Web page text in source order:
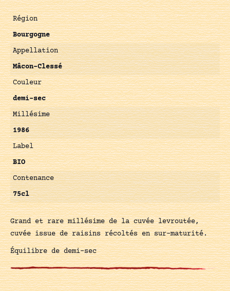
Région
Bourgogne
Appellation
Mâcon-Clessé
Couleur
demi-sec
Millésime
1986
Label
BIO
Contenance
75cl
Grand et rare millésime de la cuvée levroutée,
cuvée issue de raisins récoltés en sur-maturité.
Équilibre de demi-sec